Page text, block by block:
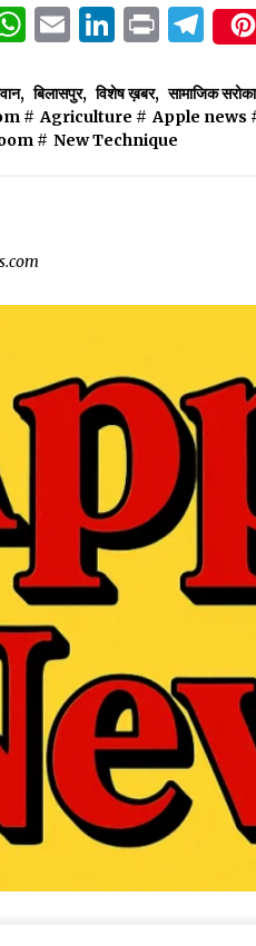
WhatsApp
EmailPrint
, बिलासपुर, विशेष ख़बर, सामाजिक
# Agriculture # Apple news
# New Technique